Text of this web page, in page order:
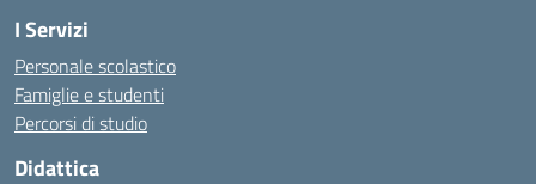
I Servizi
Personale scolastico
Famiglie e studenti
Percorsi di studio
Didattica